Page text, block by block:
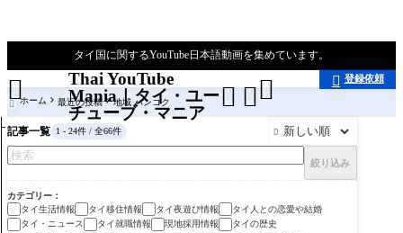
タイ国に関するYouTube日本語動画を集めています。
Thai YouTube
Mania｜タイ・ユー
チューブ・マニア

  登録依頼
 ホーム 最近の投稿 地域 バンコク
記事一覧 1 - 24件 / 全66件 
絞り込み
カテゴリー
タイ生活情報
タイ移住情報 タイ夜遊び情報
タイ人との恋愛や結婚
タイ・ニュース
タイ就職情報 現地採用情報
タイの歴史